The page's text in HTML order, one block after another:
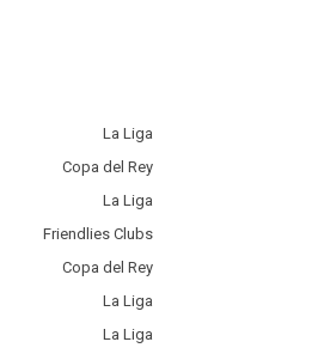
La Liga
Copa del Rey
La Liga
Friendlies Clubs
Copa del Rey
La Liga
La Liga